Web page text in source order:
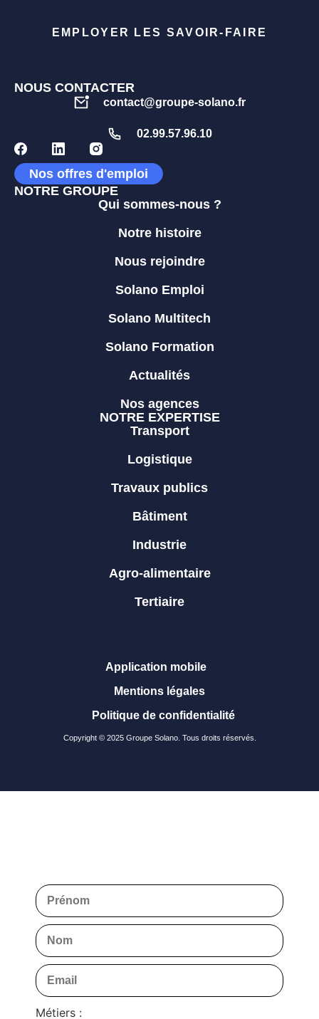
EMPLOYER LES SAVOIR-FAIRE
NOUS CONTACTER
contact@groupe-solano.fr
02.99.57.96.10
Nos offres d'emploi
NOTRE GROUPE
Qui sommes-nous ?
Notre histoire
Nous rejoindre
Solano Emploi
Solano Multitech
Solano Formation
Actualités
Nos agences
NOTRE EXPERTISE
Transport
Logistique
Travaux publics
Bâtiment
Industrie
Agro-alimentaire
Tertiaire
Copyright © 2025 Groupe Solano. Tous droits réservés.
Application mobile
Mentions légales
Politique de confidentialité
Métiers :